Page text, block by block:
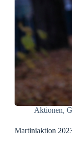
Aktionen,
Martiniaktion